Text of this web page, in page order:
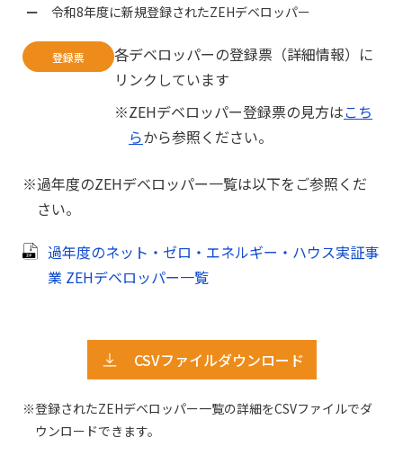
ー
令和8年度に新規登録されたZEHデベロッパー
登録票
各デベロッパーの登録票（詳細情報）に
リンクしています
ZEHデベロッパー登録票の見方はこち
らから参照ください。
過年度のZEHデベロッパー一覧は以下をご参照くだ
さい。
過年度のネット・ゼロ・エネルギー・ハウス実証事
業 ZEHデベロッパー一覧
CSVファイルダウンロード
登録されたZEHデベロッパー一覧の詳細をCSVファイルでダ
ウンロードできます。